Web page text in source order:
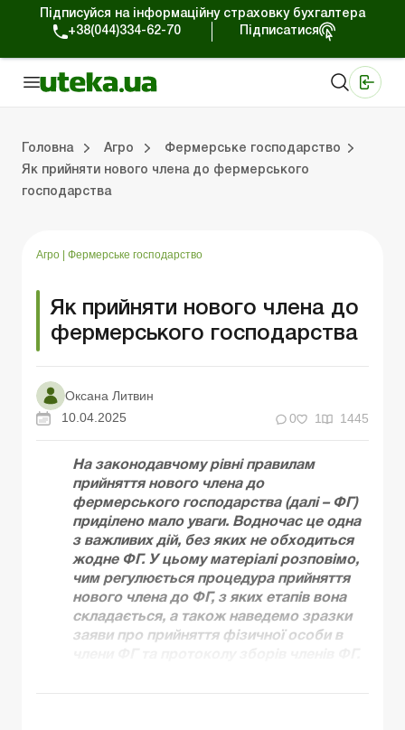
Підписуйся на інформаційну страховку бухгалтера
+38(044)334-62-70
Підписатися
Головна Агро
Фермерське господарство
Як прийняти нового члена до фермерського
господарства
Агро Фермерське господарство
Як прийняти нового члена до
фермерського господарства
Оксана Литвин
10.04.2025
0 1 1445
На законодавчому рівні правилам
прийняття нового члена до
фермерського господарства (далі – ФГ)
приділено мало уваги. Водночас це одна
з важливих дій, без яких не обходиться
жодне ФГ. У цьому матеріалі розповімо,
чим регулюється процедура прийняття
нового члена до ФГ, з яких етапів вона
складається, а також наведемо зразки
заяви про прийняття фізичної особи в